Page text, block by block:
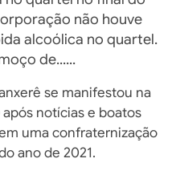
não houve
alcoólica no quartel.
de......
se manifestou na
notícias e boatos
uma confraternização
ano de 2021.